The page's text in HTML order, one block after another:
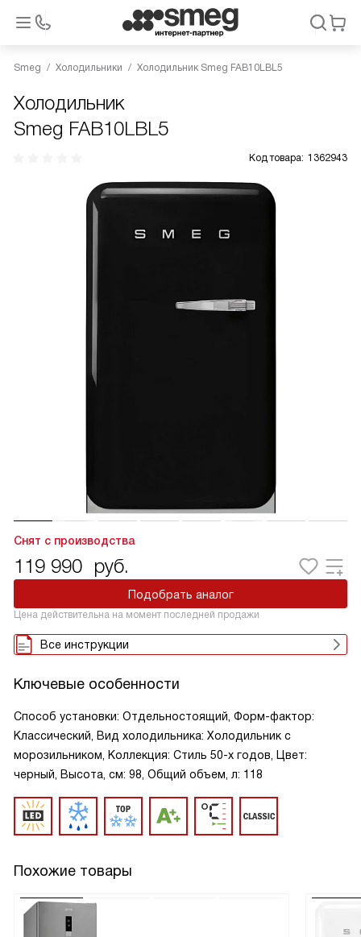
Smeg Холодильники Холодильник Smeg FAB10LBL5
Холодильник
Smeg FAB10LBL5
Код товара: 1362943
Снят с производства
119 990 руб.
Подобрать аналог
Цена действительна на момент последней продажи
Все инструкции
Ключевые особенности
Способ установки: Отдельностоящий, Форм-фактор:
Классический, Вид холодильника: Холодильник с
морозильником, Коллекция: Стиль 50-х годов, Цвет:
черный, Высота, см: 98, Общий объем, л: 118
Похожие товары